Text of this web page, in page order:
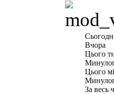
Вчора
Цього
Цього
За весь